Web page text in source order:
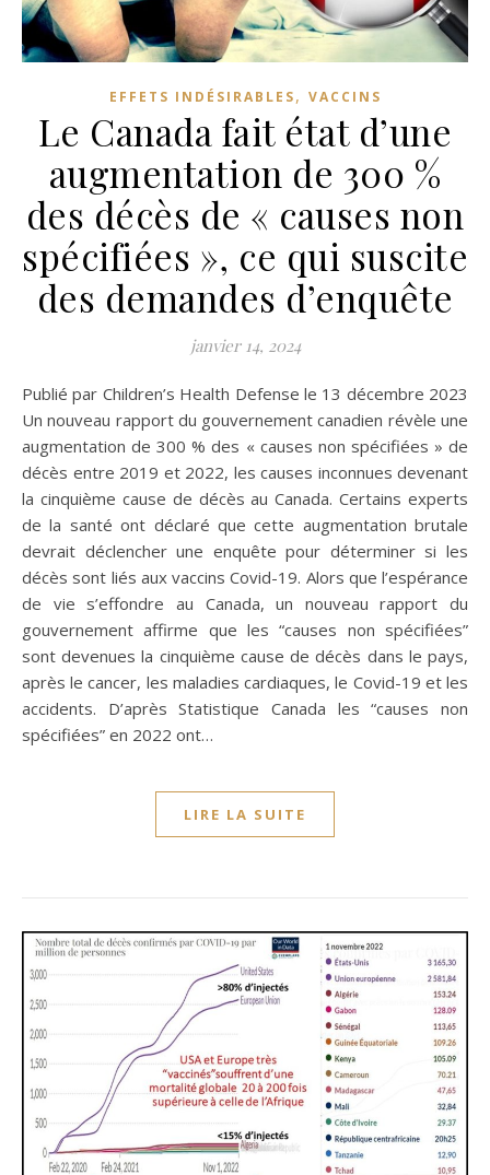
EFFETS INDÉSIRABLES, VACCINS
Le Canada fait état d’une
augmentation de 300 %
des décès de « causes non
spécifiées », ce qui suscite
des demandes d’enquête
janvier 14, 2024
Publié par Children’s Health Defense le 13 décembre 2023
Un nouveau rapport du gouvernement canadien révèle une
augmentation de 300 % des « causes non spécifiées » de
décès entre 2019 et 2022, les causes inconnues devenant
la cinquième cause de décès au Canada. Certains experts
de la santé ont déclaré que cette augmentation brutale
devrait déclencher une enquête pour déterminer si les
décès sont liés aux vaccins Covid-19. Alors que l’espérance
de vie s’effondre au Canada, un nouveau rapport du
gouvernement affirme que les “causes non spécifiées”
sont devenues la cinquième cause de décès dans le pays,
après le cancer, les maladies cardiaques, le Covid-19 et les
accidents. D’après Statistique Canada les “causes non
spécifiées” en 2022 ont…
LIRE LA SUITE